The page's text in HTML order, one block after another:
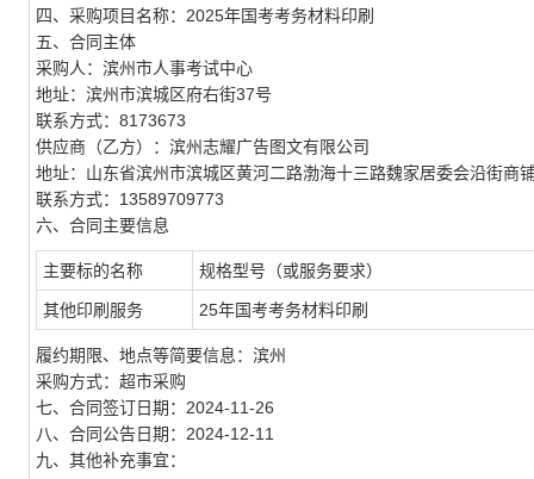
四、采购项目名称：2025年国考考务材料印刷
五、合同主体
采购人：滨州市人事考试中心
地址：滨州市滨城区府右街37号
联系方式：8173673
供应商（乙方）：滨州志耀广告图文有限公司
地址：山东省滨州市滨城区黄河二路渤海十三路魏家居委会沿街商
联系方式：13589709773
六、合同主要信息
主要标的名称 规格型号（或服务要求）
其他印刷服务 25年国考考务材料印刷
履约期限、地点等简要信息：滨州
采购方式：超市采购
七、合同签订日期：2024-11-26
八、合同公告日期：2024-12-11
九、其他补充事宜：